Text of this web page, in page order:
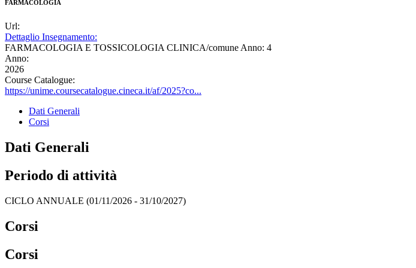
FARMACOLOGIA
Url:
Dettaglio Insegnamento:
FARMACOLOGIA E TOSSICOLOGIA CLINICA/comune Anno: 4
Anno:
2026
Course Catalogue:
https://unime.coursecatalogue.cineca.it/af/2025?co...
Dati Generali
Corsi
Dati Generali
Periodo di attività
CICLO ANNUALE (01/11/2026 - 31/10/2027)
Corsi
Corsi